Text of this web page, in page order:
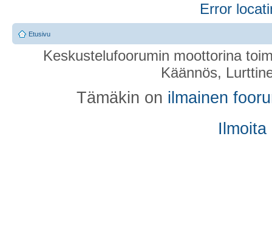
Error
Etusivu
Keskustelufoorumin moottorina
Käännös,
Tämäkin on ilmainen